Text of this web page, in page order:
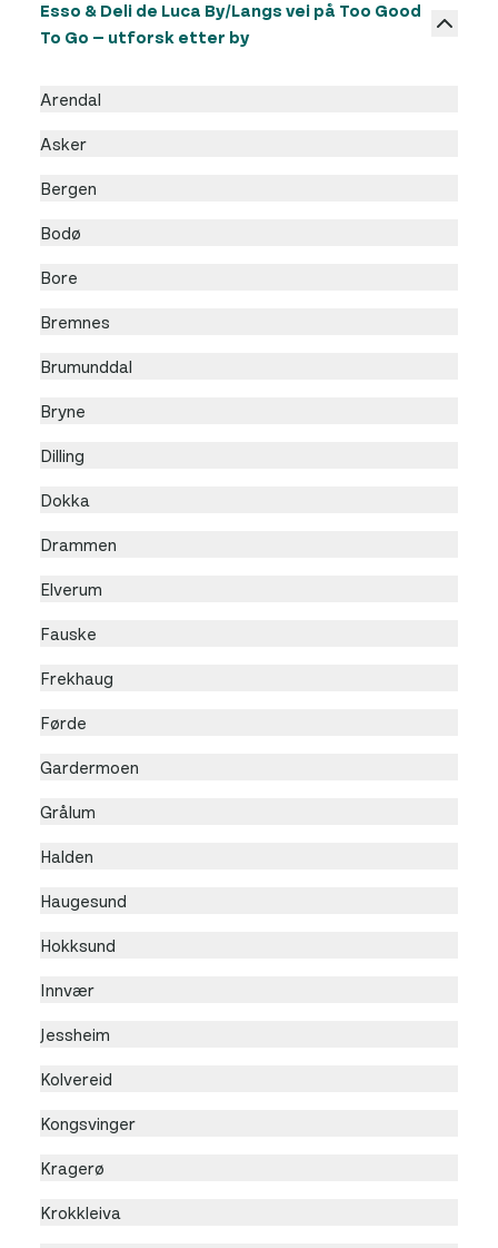
Esso & Deli de Luca By/Langs vei på Too Good
To Go — utforsk etter by
Arendal
Asker
Bergen
Bodø
Bore
Bremnes
Brumunddal
Bryne
Dilling
Dokka
Drammen
Elverum
Fauske
Frekhaug
Førde
Gardermoen
Grålum
Halden
Haugesund
Hokksund
Innvær
Jessheim
Kolvereid
Kongsvinger
Kragerø
Krokkleiva